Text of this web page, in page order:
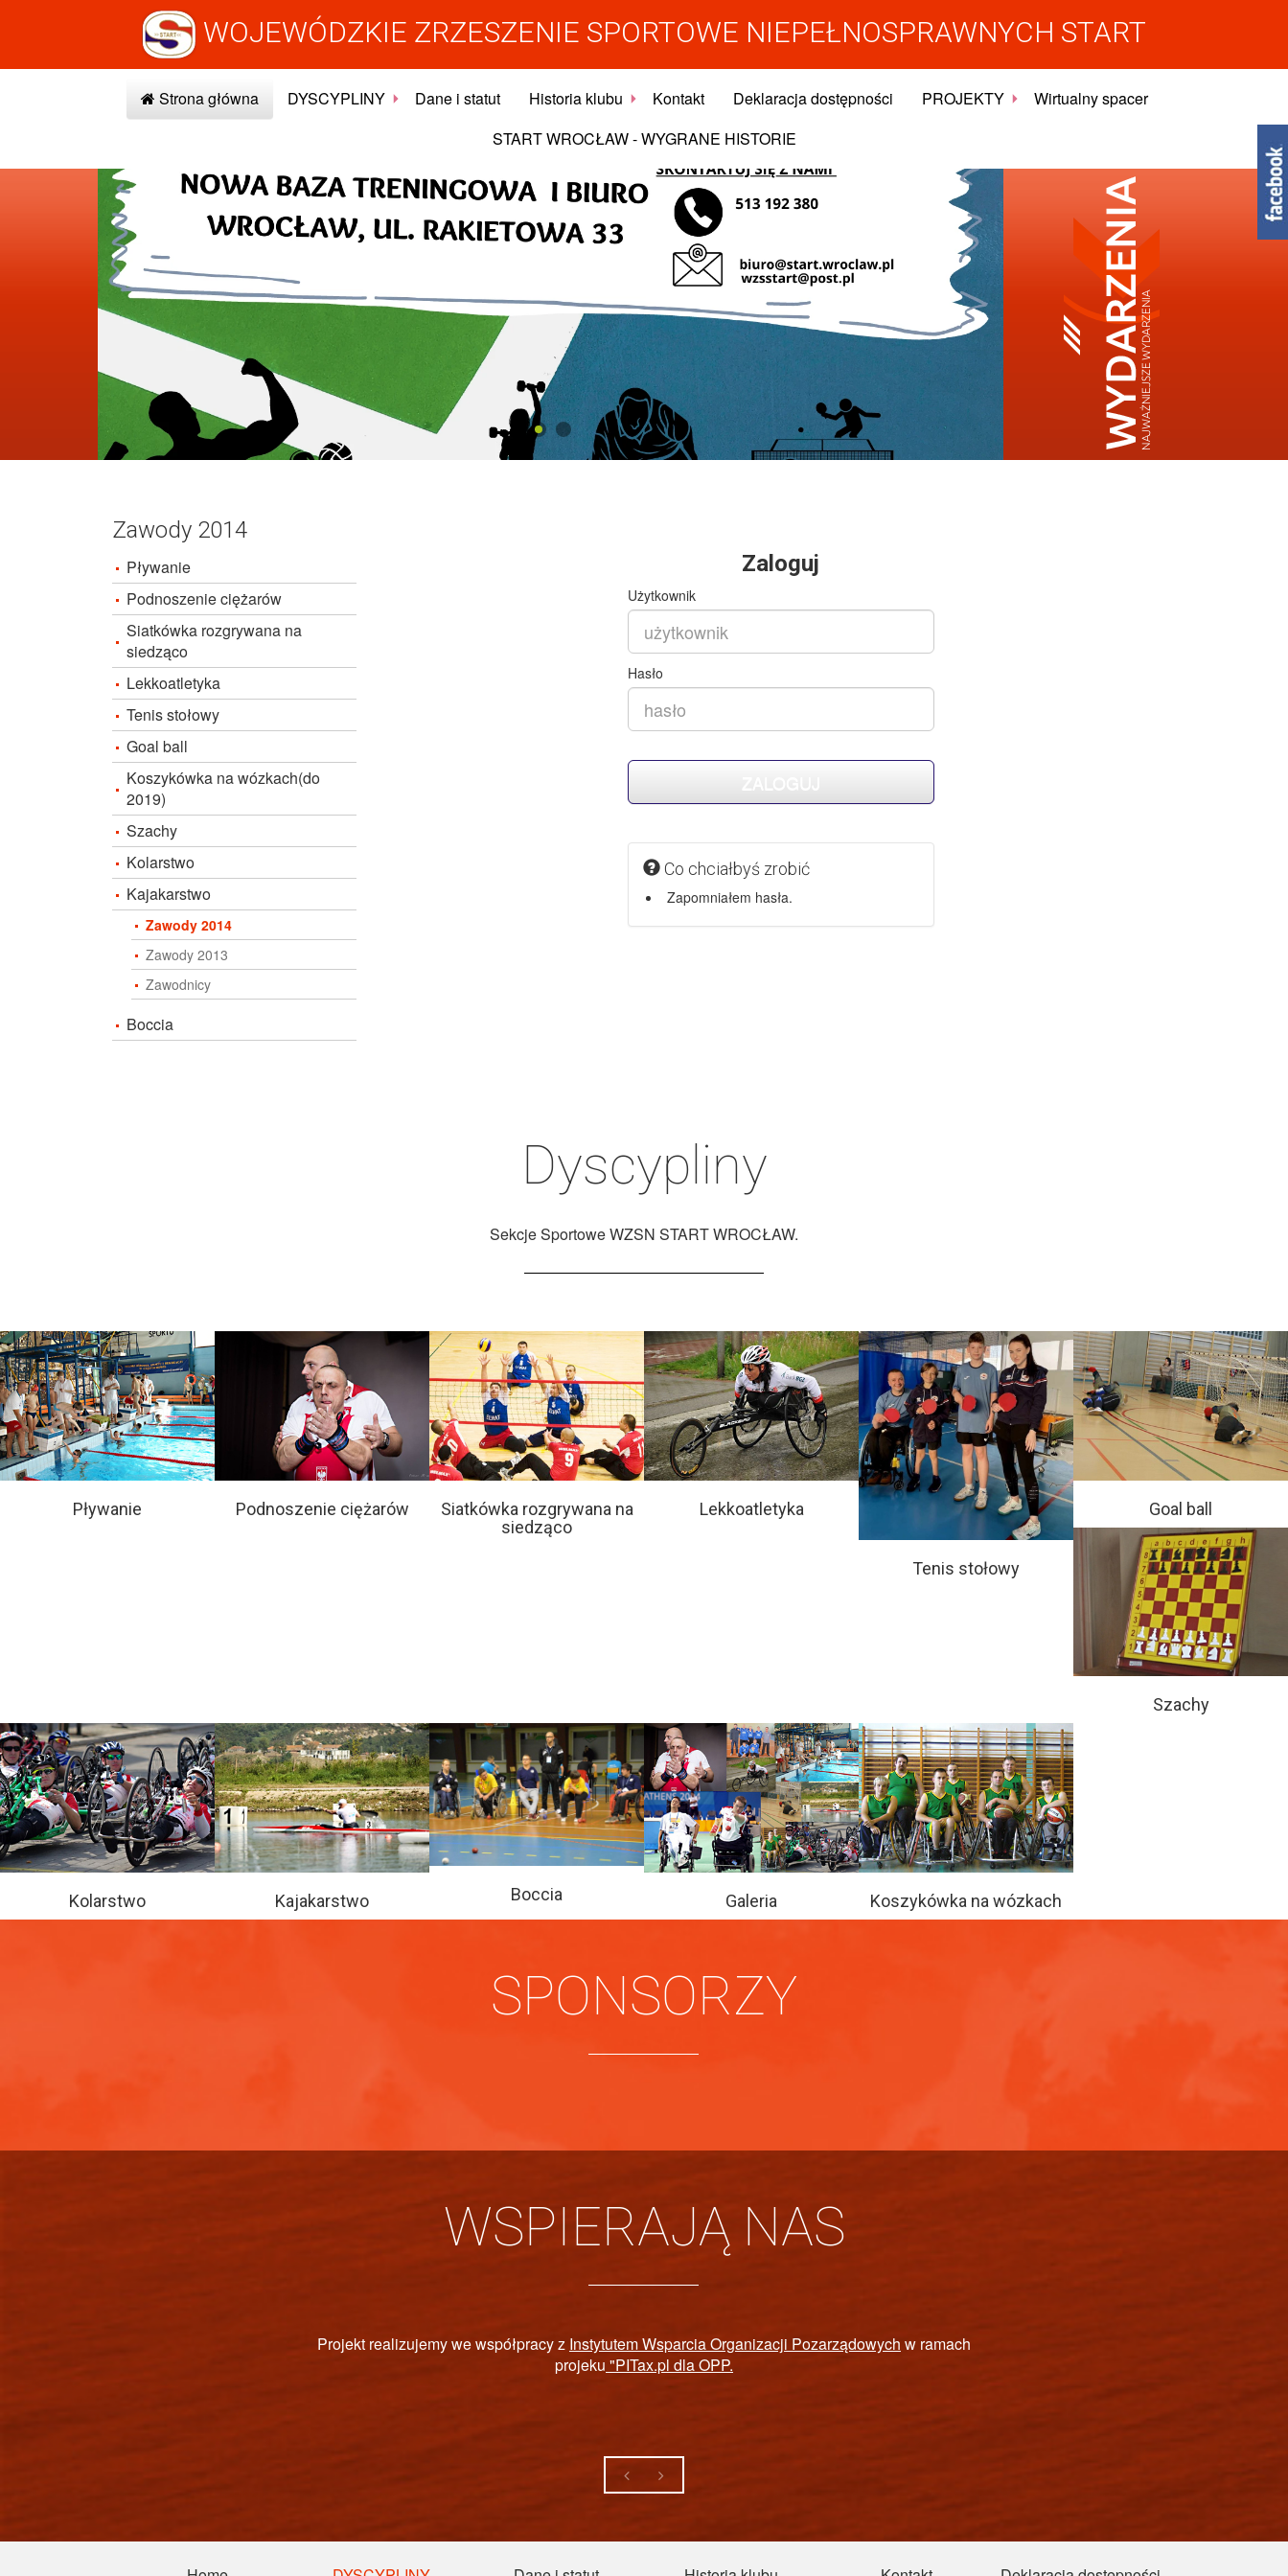
WOJEWÓDZKIE ZRZESZENIE SPORTOWE NIEPEŁNOSPRAWNYCH START
Strona główna DYSCYPLINY Dane i statut Historia klubu Kontakt Deklaracja dostępności PROJEKTY
Wirtualny spacer
START WROCŁAW - WYGRANE HISTORIE
Zawody 2014
Pływanie
Podnoszenie ciężarów
Siatkówka rozgrywana na
siedząco
Lekkoatletyka
Tenis stołowy
Goal ball
Koszykówka na wózkach(do
2019)
Szachy
Kolarstwo
Kajakarstwo
Zawody 2014
Zawody 2013
Zawodnicy
Boccia
Zaloguj
Użytkownik
Hasło
Co chciałbyś zrobić
Zapomniałem hasła.
Dyscypliny
Sekcje Sportowe WZSN START WROCŁAW.
Pływanie Podnoszenie ciężarów
Siatkówka rozgrywana na
siedząco
Lekkoatletyka
Tenis stołowy
Goal ball
Szachy
Kolarstwo Kajakarstwo Boccia Galeria Koszykówka na wózkach
SPONSORZY
WSPIERAJĄ NAS
PAŃSTWOWY FUNDUSZ REHABILITACJI OSÓB NIEPEŁNOSPRAWNYCH